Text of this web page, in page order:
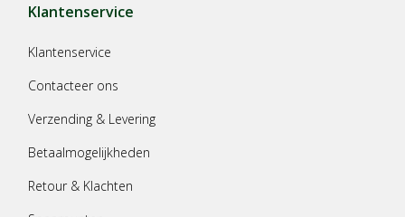
Klantenservice
Klantenservice
Contacteer ons
Verzending & Levering
Betaalmogelijkheden
Retour & Klachten